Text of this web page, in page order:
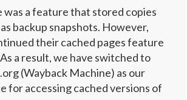
was a feature that stored copies
backup snapshots. However,
their cached pages feature
a result, we have switched to
(Wayback Machine) as our
for accessing cached versions of